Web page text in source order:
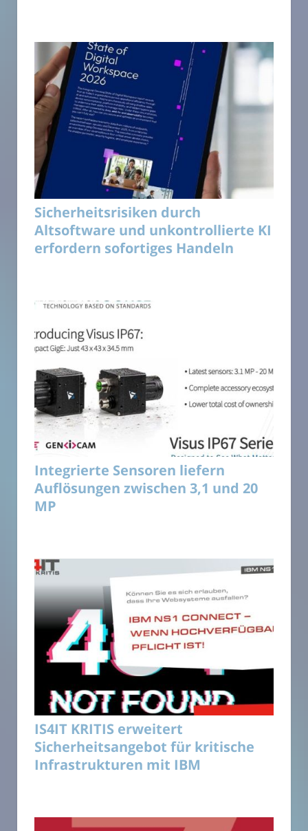
Sicherheitsrisiken durch
Altsoftware und unkontrollierte KI
erfordern sofortiges Handeln
Integrierte Sensoren liefern
Auflösungen zwischen 3,1 und 20
MP
IS4IT KRITIS erweitert
Sicherheitsangebot für kritische
Infrastrukturen mit IBM